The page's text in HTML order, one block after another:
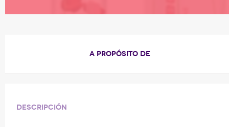
A PROPÓSITO DE
Descripción